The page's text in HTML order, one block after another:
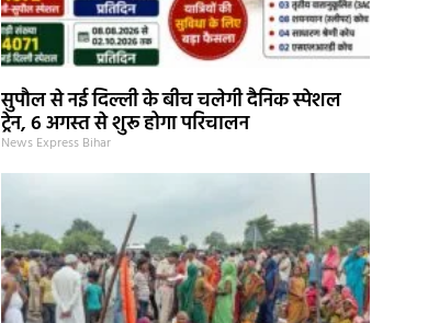
सुपौल से नई दिल्ली के बीच चलेगी दैनिक स्पेशल
ट्रेन, 6 अगस्त से शुरू होगा परिचालन
News Express Bihar